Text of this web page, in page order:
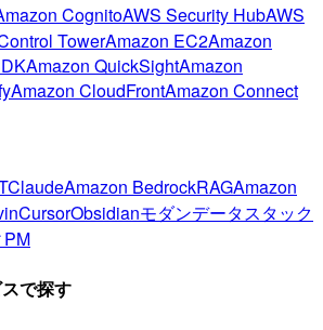
CognitoAWS Security HubAWS
TowerAmazon EC2Amazon
Amazon QuickSightAmazon
Amazon CloudFrontAmazon Connect
ClaudeAmazon BedrockRAGAmazon
CursorObsidianモダンデータスタック
PM
で探す